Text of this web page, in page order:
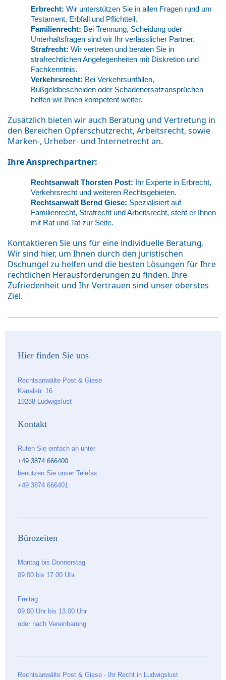
Erbrecht: Wir unterstützen Sie in allen Fragen rund um
Testament, Erbfall und Pflichtteil.
Familienrecht: Bei Trennung, Scheidung oder
Unterhaltsfragen sind wir Ihr verlässlicher Partner.
Strafrecht: Wir vertreten und beraten Sie in
strafrechtlichen Angelegenheiten mit Diskretion und
Fachkenntnis.
Verkehrsrecht: Bei Verkehrsunfällen,
Bußgeldbescheiden oder Schadenersatzansprüchen
helfen wir Ihnen kompetent weiter.
Zusätzlich bieten wir auch Beratung und Vertretung in
den Bereichen Opferschutzrecht, Arbeitsrecht, sowie
Marken-, Urheber- und Internetrecht an.
Ihre Ansprechpartner:
Rechtsanwalt Thorsten Post: Ihr Experte in Erbrecht,
Verkehrsrecht und weiteren Rechtsgebieten.
Rechtsanwalt Bernd Giese: Spezialisiert auf
Familienrecht, Strafrecht und Arbeitsrecht, steht er Ihnen
mit Rat und Tat zur Seite.
Kontaktieren Sie uns für eine individuelle Beratung.
Wir sind hier, um Ihnen durch den juristischen
Dschungel zu helfen und die besten Lösungen für Ihre
rechtlichen Herausforderungen zu finden. Ihre
Zufriedenheit und Ihr Vertrauen sind unser oberstes
Ziel.
Hier finden Sie uns
Rechtsanwälte Post & Giese
Kanalstr. 16
19288 Ludwigslust
Kontakt
Rufen Sie einfach an unter
+49 3874 666400
benutzen Sie unser Telefax
+49 3874 666401
Bürozeiten
Montag bis Donnerstag
09.00 bis 17.00 Uhr
Freitag
09.00 Uhr bis 13.00 Uhr
oder nach Vereinbarung
Rechtsanwälte Post & Giese - Ihr Recht in Ludwigslust